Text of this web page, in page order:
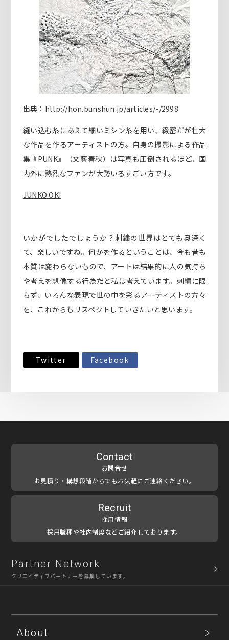
出典：http://hon.bunshun.jp/articles/-/2998
縫い込む糸にあえて細いミシン糸を用い、緻密だが壮大
な作品を作るアーティストの方。自身の撮影による作品
集『PUNK』（文藝春秋）は写真も圧倒されるほど。国
内外に熱烈なファンが大勢いるすごい方です。
JUNKO OKI
いかがでしたでしょうか？刺繍の世界はとても奥深く
て、楽しいですね。何かを作るということは、今も昔も
本質は変わらないもので、アートは結果的に人の気持ち
や考えを想像する行為だと私は考えています。刺繍に限
らず、いろんな表現で世の中を彩るアーティストの方々
を、これからもリスペクトしていきたいと思います。
Twitter Facebook
Contact
お問合せ
お見積り・構想段階からでもお気軽にご連絡ください。
Recruit
採用情報
採用職種や社内制度などご紹介しております。
Partner Network
クリエイティブパートナーを募集しています。
About